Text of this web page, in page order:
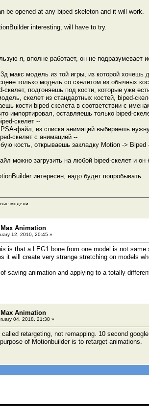
be opened at any biped-skeleton and it will work.
interesting, will have to try.
я, вполне работает, он не подразумевает
макс модель из той игры, из которой хочешь
только модель со скелетом из обычных
подгоняешь под кости, которые уже
скелет из стандартных костей, biped-
кости biped-скелета в соответствии с
импортировал, оставляешь только biped-
скелет --
файл, из списка анимаций выбираешь
скелет с анимацией --
кость, открываешь закладку Motion ->
можно загрузить на любой biped-скелет и он
интересен, надо будет попробывать.
модели.
Animation
12, 2010, 20:45 »
is that a LEG1 bone from one model is not
it will create very strange stretching on models
saving animation and applying to a totally
Animation
04, 2018, 21:38 »
retargeting, not remapping. 10 second
of Motionbuilder is to retarget animations.